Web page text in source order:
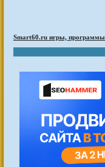
Smart60.ru игры,